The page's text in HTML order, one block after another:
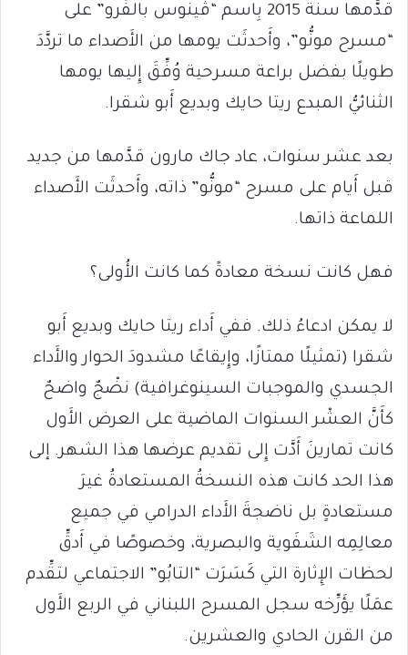
قدَّمها سنة 2015 بِاسم “ڤينوس بالفَرو” على
“مسرح مونُّو”، وأَحدثَت يومها من الأَصداء ما تردَّدَ
طويلًا بفضل براعة مسرحية وُفِّقَ إِليها يومها
الثنائيُّ المبدع ريتا حايك وبديع أَبو شقرا.
بعد عشر سنوات، عاد جاك مارون قدَّمها من جديد
قبل أَيام على مسرح “مونُّو” ذاته، وأَحدثَت الأَصداء
اللماعة ذاتها.
فهل كانت نسخة معادةً كما كانت الأُولى؟
لا يمكن ادعاءُ ذلك. ففي أَداء ريتا حايك وبديع أَبو
شقرا (تمثيلًا ممتازًا، وإِيقاعًا مشدودَ الحوار والأَداء
الجسدي والموجبات السينوغرافية) نضْجٌ واضحٌ
كأَنَّ العشْر السنوات الماضية على العرض الأَول
كانت تمارينَ أَدَّت إِلى تقديم عرضها هذا الشهر. إلى
هذا الحد كانت هذه النسخةُ المستعادةُ غيرَ
مستعادةٍ بل ناضجةَ الأَداء الدرامي في جميع
معالِمِه الشَفَوية والبصرية، وخصوصًا في أَدقِّ
لحظات الإِثارة التي كَسَرَت “التابُو” الاجتماعي لتقِّدم
عمَلًا يؤَرِّخه سجل المسرح اللبناني في الربع الأَول
من القرن الحادي والعشرين.